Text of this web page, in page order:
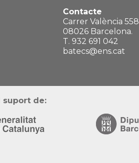
Contacte
Carrer València
08026 Barcelona.
T. 932 691 042
batecs@ens.cat
suport de: